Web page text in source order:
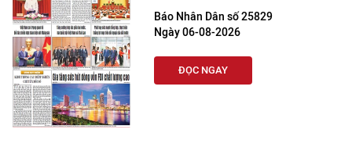
Báo Nhân Dân số 25829
Ngày 06-08-2026
ĐỌC NGAY